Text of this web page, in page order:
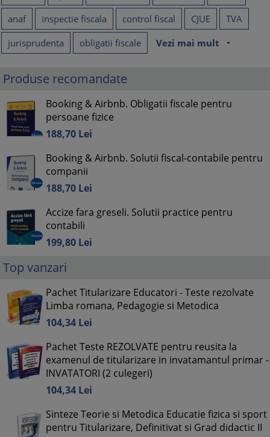
anaf
inspectie fiscala control fiscal CJUE
TVA
jurisprudenta
obligatii fiscale Vezi mai mult arrow_drop_down
Produse recomandate
Booking & Airbnb. Obligatii fiscale pentru
persoane fizice
188,70 Lei
Booking & Airbnb. Solutii fiscal-contabile pentru
companii
188,70 Lei
Accize fara greseli. Solutii practice pentru
contabili
199,80 Lei
Top vanzari
Pachet Titularizare Educatori - Teste rezolvate
Limba romana, Pedagogie si Metodica
104,34 Lei
Pachet Teste REZOLVATE pentru reusita la
examenul de titularizare in invatamantul primar -
INVATATORI (2 culegeri)
104,34 Lei
Sinteze Teorie si Metodica Educatie fizica si sport
pentru Titularizare, Definitivat si Grad didactic II